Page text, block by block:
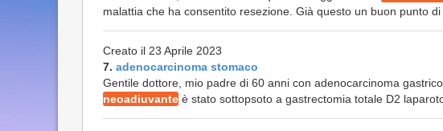
malattia che ha consentito resezione. Già questo un buon punto di
Creato il 23 Aprile 2023
7. adenocarcinoma stomaco
Gentile dottore, mio padre di 60 anni con adenocarcinoma
neoadiuvante è stato sottopsoto a gastrectomia totale D2